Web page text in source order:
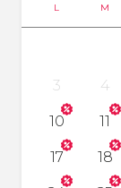
L M
3
4
10
11
17
18